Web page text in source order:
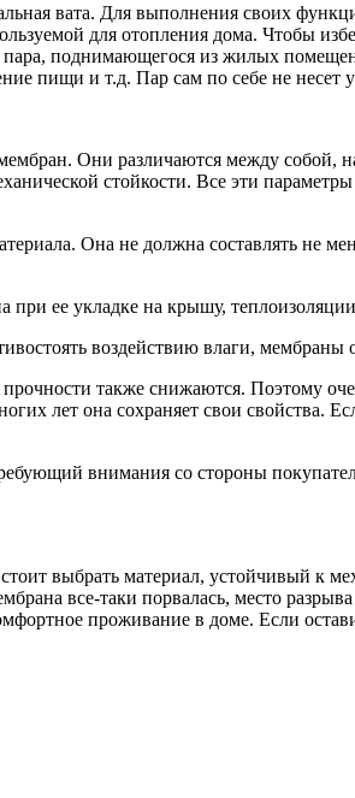
вата. Для выполнения своих
для отопления дома. Чтобы
поднимающегося из жилых
пищи и т.д. Пар сам по себе не несет
Они различаются между собой,
стойкости. Все эти
Она не должна составлять не
ее укладке на крышу,
воздействию влаги,
также снижаются. Поэтому
лет она сохраняет свои свойства.
внимания со стороны
выбрать материал, устойчивый к
все-таки порвалась, место
проживание в доме. Если